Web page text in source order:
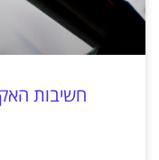
חשיבות